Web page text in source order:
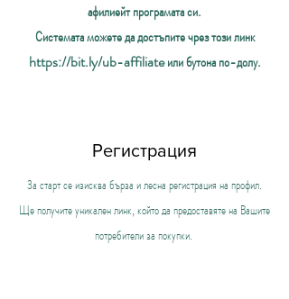
афилиейт програмата си.
Системата можете да достъпите чрез този линк
https://bit.ly/ub-affiliateили бутона по-долу.
Регистрация
За старт се изисква бърза и лесна регистрация на профил.
Ще получите уникален линк, който да предоставяте на Вашите
потребители за покупки.